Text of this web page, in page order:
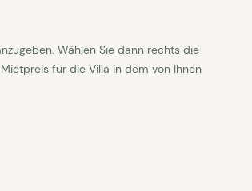
Wählen Sie dann rechts die
für die Villa in dem von Ihnen